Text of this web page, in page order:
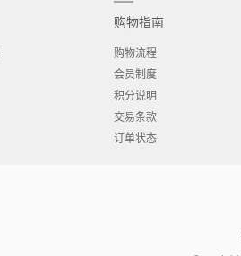
购物指南
购物流程
会员制度
积分说明
交易条款
订单状态